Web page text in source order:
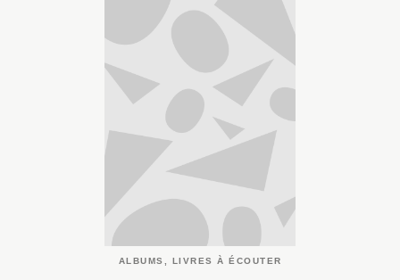
ALBUMS, LIVRES À ÉCOUTER